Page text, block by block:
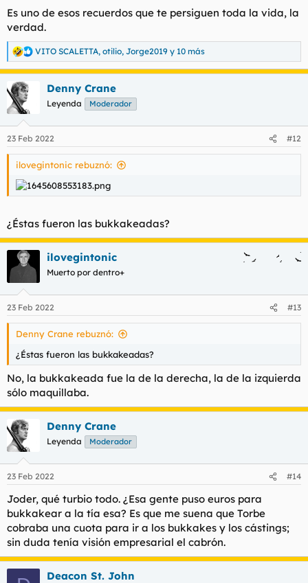
Es uno de esos recuerdos que te persiguen toda la vida, la
verdad.
R
e
a
c
c
i
e
s
VITO SCALETTA, otilio, Jorge2019 y 10 más
Denny Crane
Leyenda Moderador
23 Feb 2022 #12
ilovegintonic rebuznó:
¿Éstas fueron las bukkakeadas?
ilovegintonic
Muerto por dentro+
23 Feb 2022 #13
Denny Crane rebuznó:
¿Éstas fueron las bukkakeadas?
No, la bukkakeada fue la de la derecha, la de la izquierda
sólo maquillaba.
Denny Crane
Leyenda Moderador
23 Feb 2022 #14
Joder, qué turbio todo. ¿Esa gente puso euros para
bukkakear a la tía esa? Es que me suena que Torbe
cobraba una cuota para ir a los bukkakes y los cástings;
sin duda tenía visión empresarial el cabrón.
Deacon St. John